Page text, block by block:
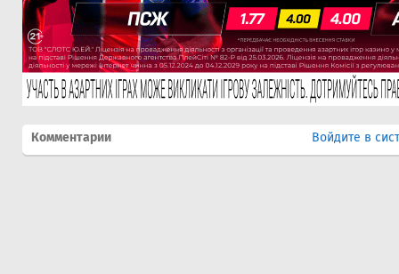
Комментарии Войдите в